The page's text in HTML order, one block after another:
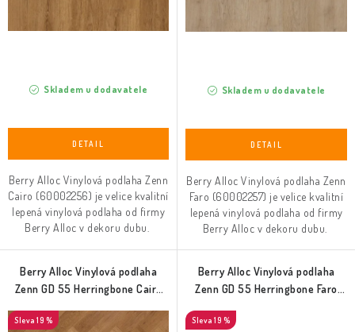
Skladem u dodavatele
Berry Alloc Vinylová podlaha Zenn
Cairo (60002256) je velice kvalitní
lepená vinylová podlaha od firmy
Berry Alloc v dekoru dubu.
Skladem u dodavatele
Berry Alloc Vinylová podlaha Zenn
Faro (60002257) je velice kvalitní
lepená vinylová podlaha od firmy
Berry Alloc v dekoru dubu.
Berry Alloc Vinylová podlaha
Zenn GD 55 Herringbone Cairo
19 %
Berry Alloc Vinylová podlaha
Zenn GD 55 Herringbone Faro
19 %